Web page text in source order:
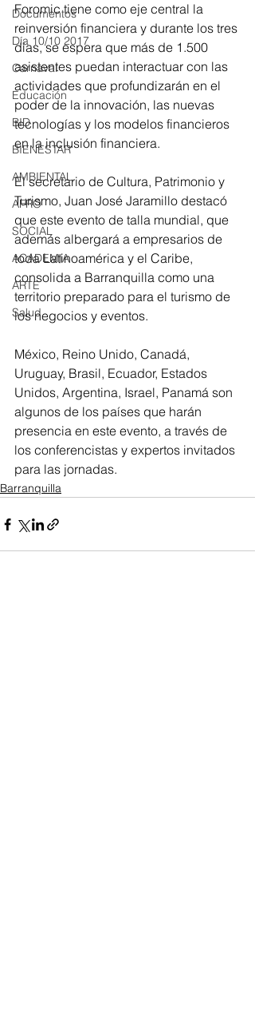
Documentos
Día 10/10 2017
Carnaval
Educación
BID
BIENESTAR
AMBIENTAL
AFRO
SOCIAL
ACADEMIA
ARTE
Salud
Foromic tiene como eje central la
reinversión financiera y durante los tres
días, se espera que más de 1.500
asistentes puedan interactuar con las
actividades que profundizarán en el
poder de la innovación, las nuevas
tecnologías y los modelos financieros
en la inclusión financiera.
El secretario de Cultura, Patrimonio y
Turismo, Juan José Jaramillo destacó
que este evento de talla mundial, que
además albergará a empresarios de
toda Latinoamérica y el Caribe,
consolida a Barranquilla como una
territorio preparado para el turismo de
los negocios y eventos.
México, Reino Unido, Canadá,
Uruguay, Brasil, Ecuador, Estados
Unidos, Argentina, Israel, Panamá son
algunos de los países que harán
presencia en este evento, a través de
los conferencistas y expertos invitados
para las jornadas.
Barranquilla